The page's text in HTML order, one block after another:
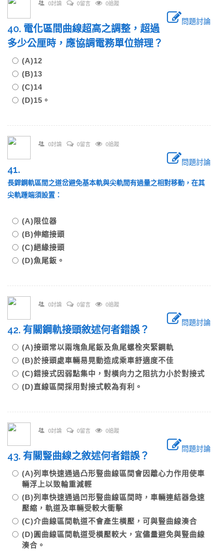
0討論 0留言 0追蹤
問題討論
40. 電化區間曲線超高之調整，超過
多少公厘時，應協調電務單位辦理？
(A)12
(B)13
(C)14
(D)15。
0討論 0留言 0追蹤
問題討論
41.
長銲鋼軌區間之道岔避免基本軌與尖軌間有過量之相對移動，在其
尖軌踵端須設置：
(A)限位器
(B)伸縮接頭
(C)絕緣接頭
(D)魚尾鈑。
0討論 0留言 0追蹤
問題討論
42. 有關鋼軌接頭敘述何者錯誤？
(A)接頭常以兩塊魚尾鈑及魚尾螺栓夾緊鋼軌
(B)於接頭處車輛易晃動造成乘車舒適度不佳
(C)錯接式因弱點集中，對橫向力之阻抗力小於對接式
(D)直線區間採用對接式較為有利。
0討論 0留言 0追蹤
問題討論
43. 有關豎曲線之敘述何者錯誤？
(A)列車快速通過凸形豎曲線區間會因離心力作用使車
輛浮上以致輪重減輕
(B)列車快速通過凹形豎曲線區間時，車輛連結器急速
壓縮，軌道及車輛受較大衝擊
(C)介曲線區間軌道不會產生橫壓，可與豎曲線湊合
(D)圓曲線區間軌道受橫壓較大，宜儘量避免與豎曲線
湊合。